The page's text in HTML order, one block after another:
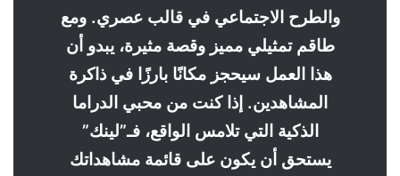
والطرح الاجتماعي في قالب عصري. ومع
طاقم تمثيلي مميز وقصة مثيرة، يبدو أن
هذا العمل سيحجز مكانًا بارزًا في ذاكرة
المشاهدين. إذا كنت من محبي الدراما
الذكية التي تلامس الواقع، فـ”لينك”
يستحق أن يكون على قائمة مشاهداتك